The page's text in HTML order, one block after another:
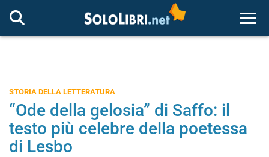
STORIA DELLA LETTERATURA
“Ode della gelosia” di Saffo: il
testo più celebre della poetessa
di Lesbo